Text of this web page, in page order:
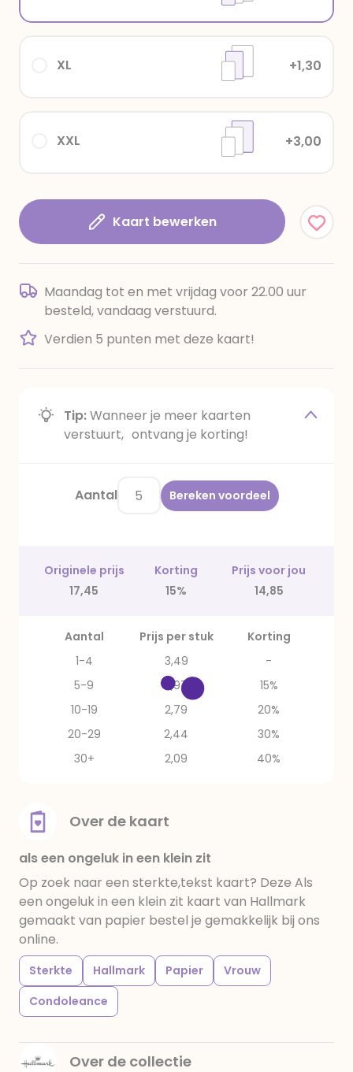
XXL +3,00
XL +1,30
Kaart bewerken
Maandag tot en met vrijdag voor 22.00 uur
besteld, vandaag verstuurd.
Verdien 5 punten met deze kaart!
Tip:Wanneer je meer kaarten
verstuurt, ontvang je korting!
Aantal Bereken voordeel
Originele prijs Korting
Prijs voor jou
17,45
15% 14,85
Aantal Prijs per stuk
Korting
1-4
3,49
-
5-9
2,97
15%
10-19
2,79
20%
20-29
2,44
30%
30+
2,09 40%
Over de kaart
als een ongeluk in een klein zit
Op zoek naar een sterkte,tekst kaart? Deze Als
een ongeluk in een klein zit kaart van Hallmark
gemaakt van papier bestel je gemakkelijk bij ons
online.
Sterkte Hallmark Papier
Vrouw
Condoleance
Over de collectie